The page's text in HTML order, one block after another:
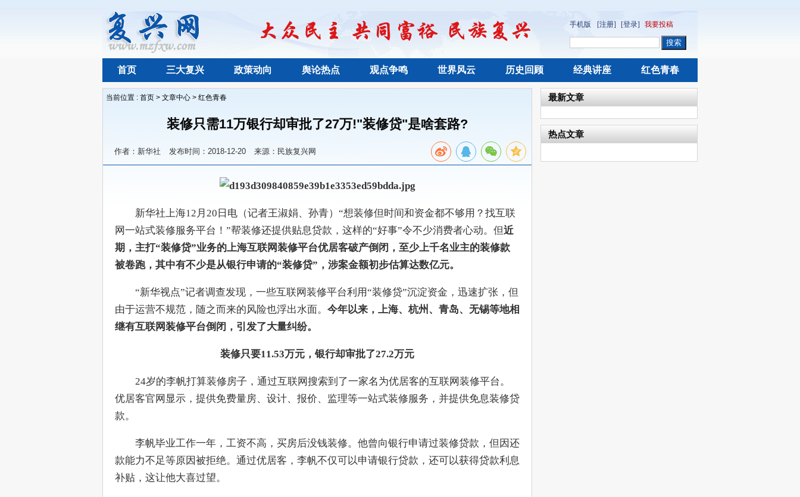
手机版 [注册] [登录] 我要投稿
首页 三大复兴 政策动向 舆论热点 观点争鸣 世界风云 历史回顾 经典讲座 红色青春
当前位置 : 首页 > 文章中心 > 红色青春
装修只需11万银行却审批了27万!"装修贷"是啥套路?
作者：新华社 发布时间：2018-12-20 来源：民族复兴网
新华社上海12月20日电（记者王淑娟、孙青）“想装修但时间和资金都不够用？找互联
网一站式装修服务平台！”帮装修还提供贴息贷款，这样的“好事”令不少消费者心动。但近
期，主打“装修贷”业务的上海互联网装修平台优居客破产倒闭，至少上千名业主的装修款
被卷跑，其中有不少是从银行申请的“装修贷”，涉案金额初步估算达数亿元。
“新华视点”记者调查发现，一些互联网装修平台利用“装修贷”沉淀资金，迅速扩张，但
由于运营不规范，随之而来的风险也浮出水面。 今年以来，上海、杭州、青岛、无锡等地相
继有互联网装修平台倒闭，引发了大量纠纷。
装修只要11.53万元，银行却审批了27.2万元
24岁的李帆打算装修房子，通过互联网搜索到了一家名为优居客的互联网装修平台。
优居客官网显示，提供免费量房、设计、报价、监理等一站式装修服务，并提供免息装修贷
款。
李帆毕业工作一年，工资不高，买房后没钱装修。他曾向银行申请过装修贷款，但因还
款能力不足等原因被拒绝。通过优居客，李帆不仅可以申请银行贷款，还可以获得贷款利息
补贴，这让他大喜过望。
最新文章
热点文章